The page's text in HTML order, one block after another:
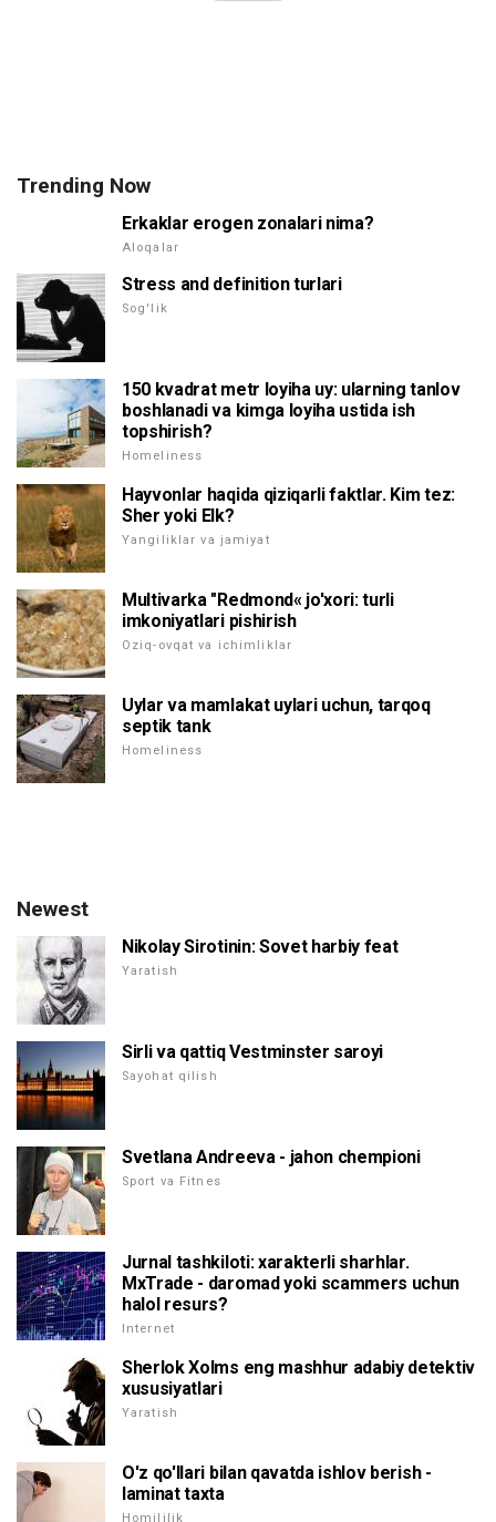
Trending Now
Erkaklar erogen zonalari nima?
Aloqalar
Stress and definition turlari
Sog'lik
150 kvadrat metr loyiha uy: ularning tanlov
boshlanadi va kimga loyiha ustida ish
topshirish?
Homeliness
Hayvonlar haqida qiziqarli faktlar. Kim tez:
Sher yoki Elk?
Yangiliklar va jamiyat
Multivarka "Redmond« jo'xori: turli
imkoniyatlari pishirish
Oziq-ovqat va ichimliklar
Uylar va mamlakat uylari uchun, tarqoq
septik tank
Homeliness
Newest
Nikolay Sirotinin: Sovet harbiy feat
Yaratish
Sirli va qattiq Vestminster saroyi
Sayohat qilish
Svetlana Andreeva - jahon chempioni
Sport va Fitnes
Jurnal tashkiloti: xarakterli sharhlar.
MxTrade - daromad yoki scammers uchun
halol resurs?
Internet
Sherlok Xolms eng mashhur adabiy detektiv
xususiyatlari
Yaratish
O'z qo'llari bilan qavatda ishlov berish -
laminat taxta
Homililik